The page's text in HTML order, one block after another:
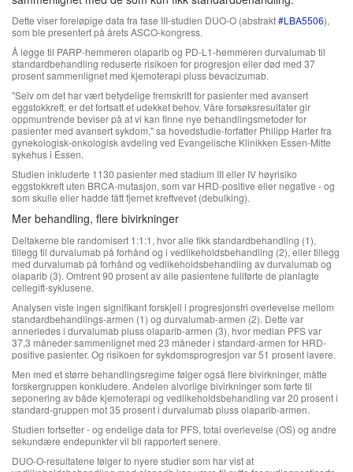
Dette viser foreløpige data fra fase III-studien DUO-O (abstrakt#LBA5506),
som ble presentert på årets ASCO-kongress.
Å legge til PARP-hemmeren olaparib og PD-L1-hemmeren durvalumab til
standardbehandling reduserte risikoen for progresjon eller død med 37
prosent sammenlignet med kjemoterapi pluss bevacizumab.
"Selv om det har vært betydelige fremskritt for pasienter med avansert
eggstokkreft, er det fortsatt et udekket behov. Våre forsøksresultater gir
oppmuntrende beviser på at vi kan finne nye behandlingsmetoder for
pasienter med avansert sykdom," sa hovedstudie-forfatter Philipp Harter fra
gynekologisk-onkologisk avdeling ved Evangelische Klinikken Essen-Mitte
sykehus i Essen.
Studien inkluderte 1130 pasienter med stadium III eller IV høyrisiko
eggstokkreft uten BRCA-mutasjon, som var HRD-positive eller negative - og
som skulle eller hadde fått fjernet kreftvevet (debulking).
Mer behandling, flere bivirkninger
Deltakerne ble randomisert 1:1:1, hvor alle fikk standardbehandling (1),
tillegg til durvalumab på forhånd og i vedlikeholdsbehandling (2), eller tillegg
med durvalumab på forhånd og vedlikeholdsbehandling av durvalumab og
olaparib (3). Omtrent 90 prosent av alle pasientene fullførte de planlagte
cellegift-syklusene.
Analysen viste ingen signifikant forskjell i progresjonsfri overlevelse mellom
standardbehandlings-armen (1) og durvalumab-armen (2). Dette var
annerledes i durvalumab pluss olaparib-armen (3), hvor median PFS var
37,3 måneder sammenlignet med 23 måneder i standard-armen for HRD-
positive pasienter. Og risikoen for sykdomsprogresjon var 51 prosent lavere.
Men med et større behandlingsregime følger også flere bivirkninger, måtte
forskergruppen konkludere. Andelen alvorlige bivirkninger som førte til
seponering av både kjemoterapi og vedlikeholdsbehandling var 20 prosent i
standard-gruppen mot 35 prosent i durvalumab pluss olaparib-armen.
Studien fortsetter - og endelige data for PFS, total overlevelse (OS) og andre
sekundære endepunkter vil bli rapportert senere.
DUO-O-resultatene følger to nyere studier som har vist at